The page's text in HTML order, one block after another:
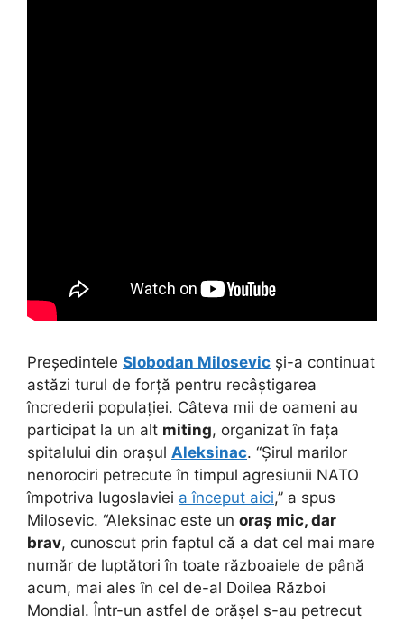
Președintele Slobodan Milosevic și-a continuat
astăzi turul de forță pentru recâștigarea
încrederii populației. Câteva mii de oameni au
participat la un alt miting, organizat în fața
spitalului din orașul Aleksinac. “Șirul marilor
nenorociri petrecute în timpul agresiunii NATO
împotriva Iugoslaviei a început aici,” a spus
Milosevic. “Aleksinac este un oraș mic, dar
brav, cunoscut prin faptul că a dat cel mai mare
număr de luptători în toate războaiele de până
acum, mai ales în cel de-al Doilea Război
Mondial. Într-un astfel de orășel s-au petrecut